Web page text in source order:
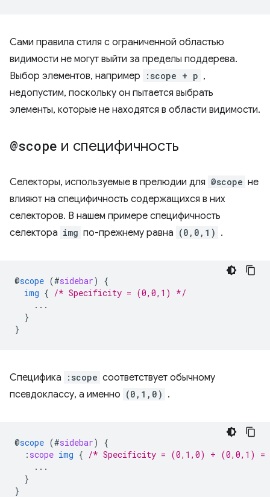
Сами правила стиля с ограниченной областью
видимости не могут выйти за пределы поддерева.
Выбор элементов, например
:scope + p ,
недопустим, поскольку он пытается выбрать
элементы, которые не находятся в области видимости.
@scope и специфичность
Селекторы, используемые в прелюдии для @scope не
влияют на специфичность содержащихся в них
селекторов. В нашем примере специфичность
селектора img по-прежнему равна (0,0,1) .
@scope (#sidebar)
{
img { /* Specificity = (0,0,1) */
...
}
}
Специфика :scope соответствует обычному
псевдоклассу, а именно (0,1,0) .
@scope (#sidebar)
{
: scope img { /* Specificity = (0,1,0) + (0,0,1)
...
}
}